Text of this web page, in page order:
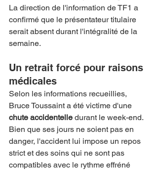
La direction de l'information de TF1 a
confirmé que le présentateur titulaire
serait absent durant l'intégralité de la
semaine.
Un retrait forcé pour raisons
médicales
Selon les informations recueillies,
Bruce Toussaint a été victime d'une
chute accidentelle durant le week-end.
Bien que ses jours ne soient pas en
danger, l'accident lui impose un repos
strict et des soins qui ne sont pas
compatibles avec le rythme effréné